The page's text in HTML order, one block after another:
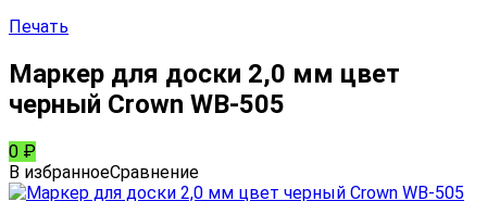
Печать
Маркер для доски 2,0 мм цвет
черный Crown WB-505
0 ₽
В избранноеСравнение